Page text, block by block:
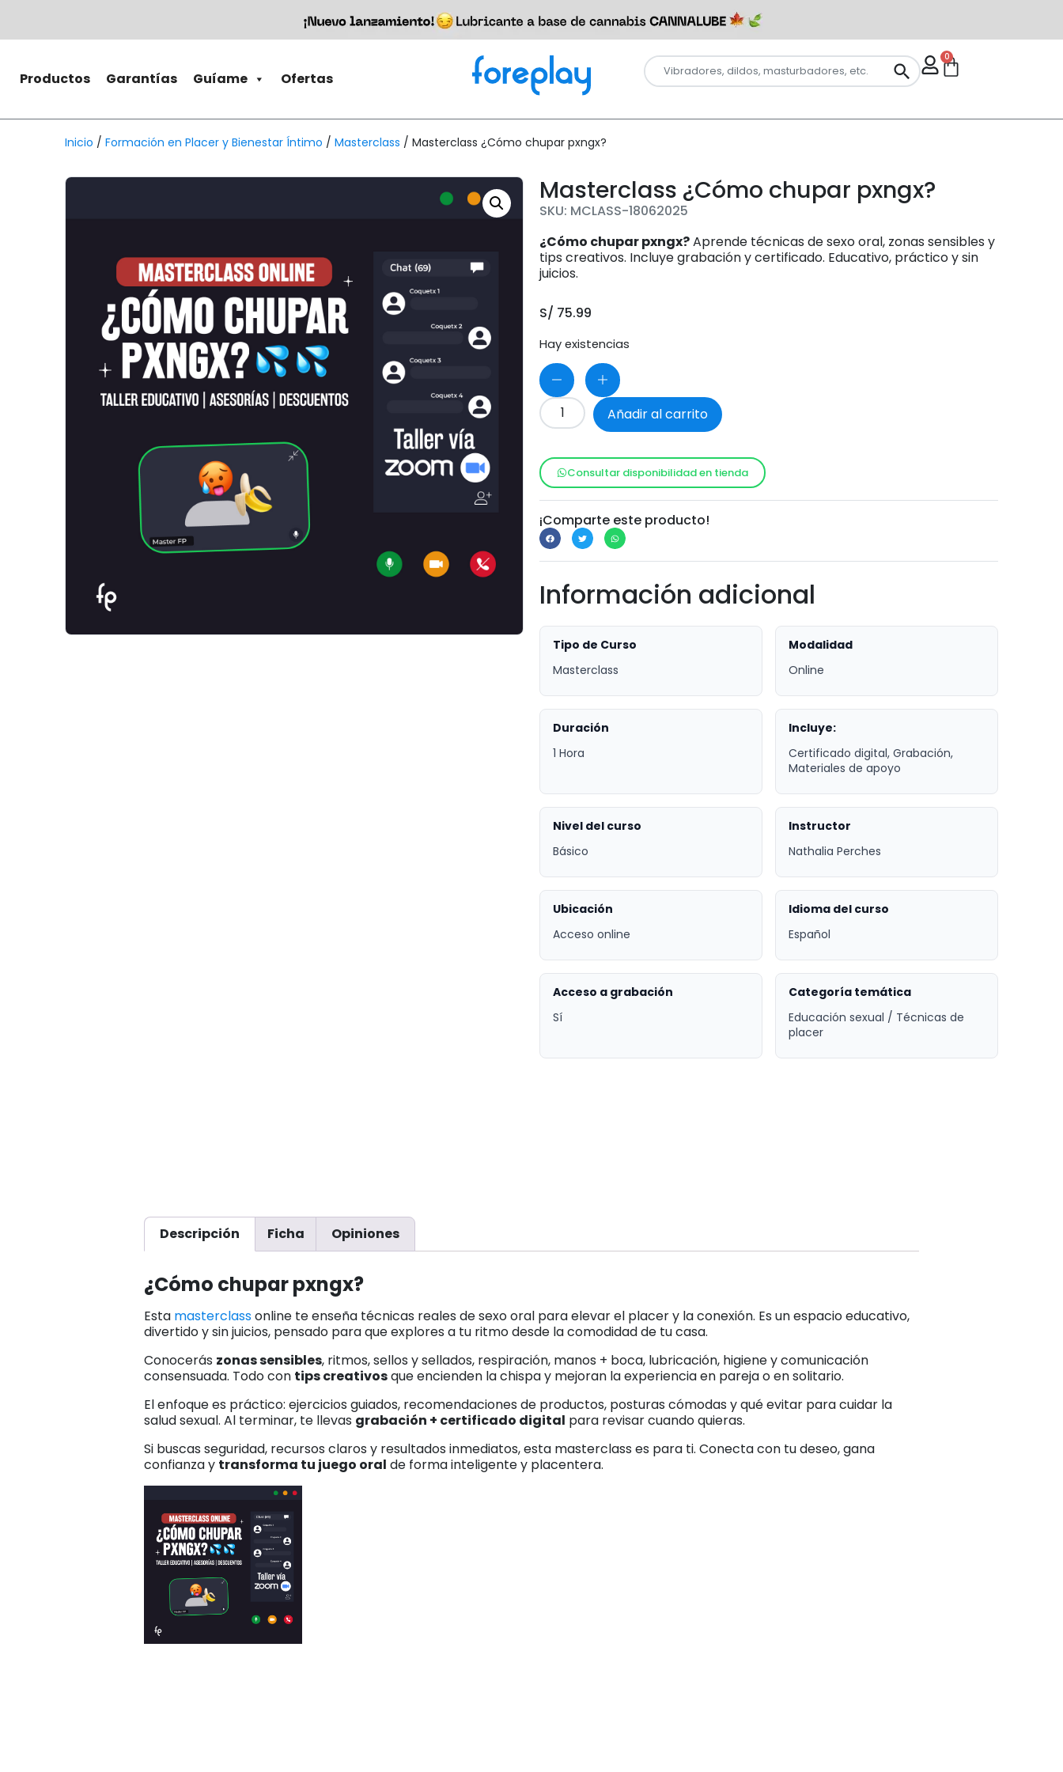
Productos Garantías Guíame Ofertas
0
Inicio / Formación en Placer y Bienestar Íntimo / Masterclass / Masterclass ¿Cómo chupar pxngx?
Masterclass ¿Cómo chupar pxngx?
SKU: MCLASS-18062025
¿Cómo chupar pxngx?Aprende técnicas de sexo oral, zonas sensibles y
tips creativos. Incluye grabación y certificado. Educativo, práctico y sin
juicios.
S/ 75.99
Hay existencias
Añadir al carrito
Consultar disponibilidad en tienda
¡Comparte este producto!
Información adicional
Tipo de Curso
Masterclass
Modalidad
Online
Duración
1 Hora
Incluye:
Certificado digital, Grabación,
Materiales de apoyo
Nivel del curso
Básico
Instructor
Nathalia Perches
Ubicación
Acceso online
Idioma del curso
Español
Acceso a grabación
Sí
Categoría temática
Educación sexual / Técnicas de
placer
Descripción Ficha Opiniones
¿Cómo chupar pxngx?
Esta masterclassonline te enseña técnicas reales de sexo oral para elevar el placer y la conexión. Es un espacio educativo,
divertido y sin juicios, pensado para que explores a tu ritmo desde la comodidad de tu casa.
Conocerás zonas sensibles, ritmos, sellos y sellados, respiración, manos + boca, lubricación, higiene y comunicación
consensuada. Todo con tips creativosque encienden la chispa y mejoran la experiencia en pareja o en solitario.
El enfoque es práctico: ejercicios guiados, recomendaciones de productos, posturas cómodas y qué evitar para cuidar la
salud sexual. Al terminar, te llevas grabación + certificado digital para revisar cuando quieras.
Si buscas seguridad, recursos claros y resultados inmediatos, esta masterclass es para ti. Conecta con tu deseo, gana
confianza y transforma tu juego oral de forma inteligente y placentera.